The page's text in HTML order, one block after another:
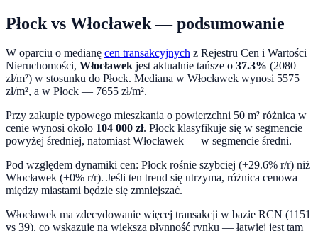
Płock vs Włocławek— podsumowanie
W oparciu o medianę cen transakcyjnych z Rejestru Cen i Wartości
Nieruchomości, Włocławek jest aktualnie tańsze o 37.3% (2080
zł/m²) w stosunku do Płock. Mediana w Włocławek wynosi 5575
zł/m², a w Płock — 7655 zł/m².
Przy zakupie typowego mieszkania o powierzchni 50 m² różnica w
cenie wynosi około 104 000 zł. Płock klasyfikuje się w segmencie
powyżej średniej, natomiast Włocławek — w segmencie średni.
Pod względem dynamiki cen: Płock rośnie szybciej (+29.6% r/r) niż
Włocławek (+0% r/r). Jeśli ten trend się utrzyma, różnica cenowa
między miastami będzie się zmniejszać.
Włocławek ma zdecydowanie więcej transakcji w bazie RCN (1151
vs 39), co wskazuje na większą płynność rynku — łatwiej jest tam